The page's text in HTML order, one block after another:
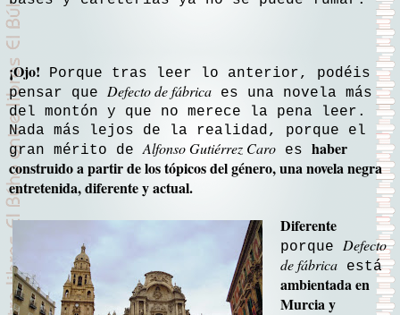
¡Ojo! Porque tras leer lo anterior, podéis
pensar que Defecto de fábrica es una novela más
del montón y que no merece la pena leer.
Nada más lejos de la realidad, porque el
gran mérito deAlfonso Gutiérrez Caro es haber
construido a partir de los tópicos del género, una novela negra
entretenida, diferente y actual.
Diferente
porque Defecto
de fábricaestá
ambientada en
Murcia y